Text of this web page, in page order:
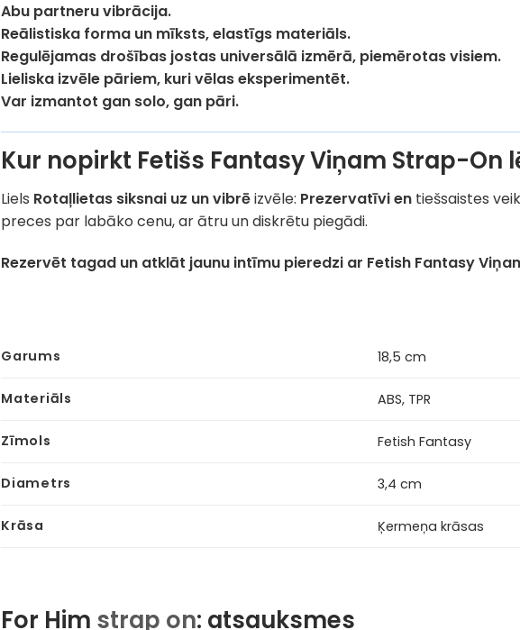
Abu partneru vibrācija.
Reālistiska forma un mīksts, elastīgs materiāls.
Regulējamas drošības jostas universālā izmērā, piemērotas visiem.
Lieliska izvēle pāriem, kuri vēlas eksperimentēt.
Var izmantot gan solo, gan pāri.
Kur nopirkt Fetišs Fantasy Viņam Strap-On
Liels Rotaļlietas siksnai uz un vibrēizvēle: Prezervatīvi en tiešsaistes
preces par labāko cenu, ar ātru un diskrētu piegādi.
Rezervēt tagad un atklāt jaunu intīmu pieredzi ar Fetish Fantasy
Garums 18,5 cm
Materiāls ABS, TPR
Zīmols Fetish Fantasy
Diametrs 3,4 cm
Krāsa Ķermeņa krāsas
For Him strap on: atsauksmes